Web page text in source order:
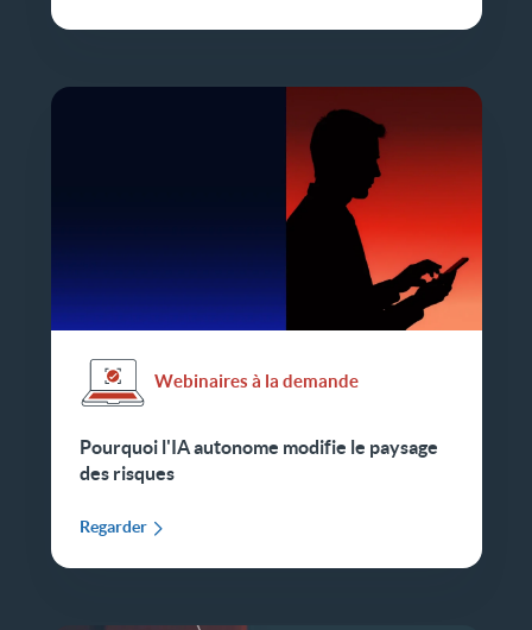
Webinaires à la demande
Pourquoi l'IA autonome modifie le paysage
des risques
Regarder